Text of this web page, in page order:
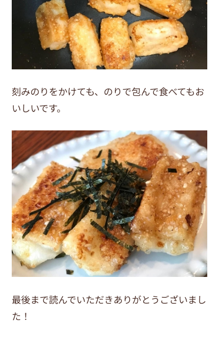
刻みのりをかけても、のりで包んで食べてもお
いしいです。
最後まで読んでいただきありがとうございまし
た！